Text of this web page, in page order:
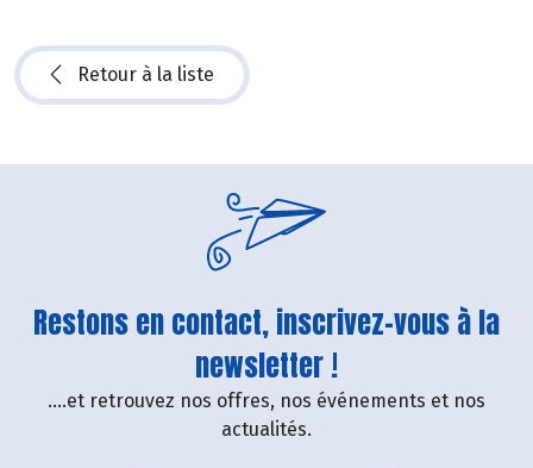
Retour à la liste
Restons en contact, inscrivez-vous à la
newsletter !
....et retrouvez nos offres, nos événements et nos
actualités.